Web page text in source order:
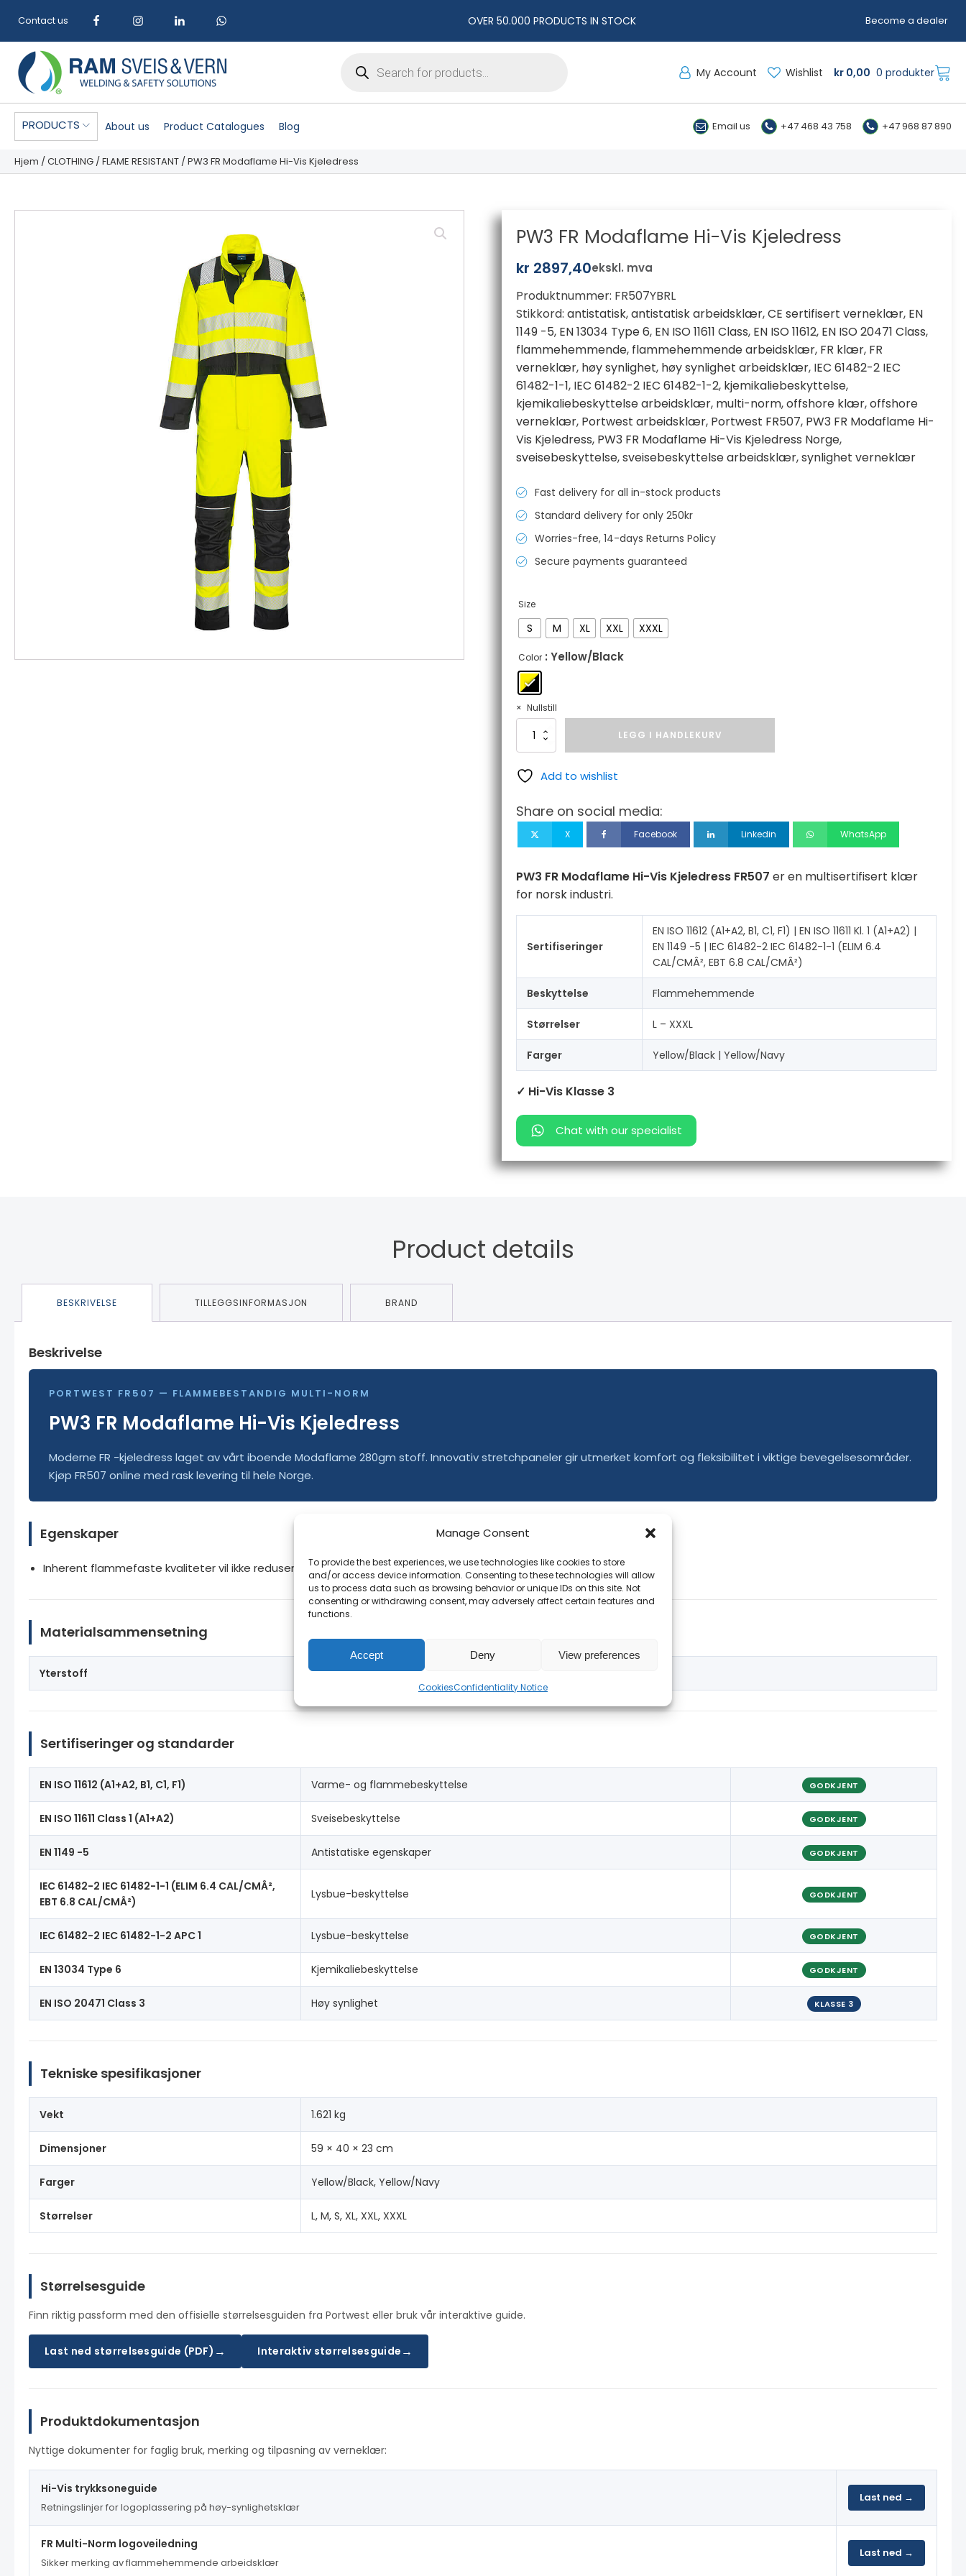
Manage Consent
To provide the best experiences, we use technologies like cookies to store
and/or access device information. Consenting to these technologies will allow
us to process data such as browsing behavior or unique IDs on this site. Not
consenting or withdrawing consent, may adversely affect certain features and
functions.
Accept Deny View preferences
CookiesConfidentiality Notice
Contact us OVER 50.000 PRODUCTS IN STOCK Become a dealer
Products
search
My Account Wishlist kr 0,00 0 produkter
PRODUCTS About us Product Catalogues Blog Email us +47 468 43 758 +47 968 87 890
Hjem /CLOTHING /FLAME RESISTANT / PW3 FR Modaflame Hi-Vis Kjeledress
PW3 FR Modaflame Hi-Vis Kjeledress
kr 2897,40ekskl. mva
Produktnummer: FR507YBRL
Stikkord:antistatisk,antistatisk arbeidsklær,CE sertifisert verneklær, EN
1149 -5, EN 13034 Type 6, EN ISO 11611 Class, EN ISO 11612, EN ISO 20471 Class,
flammehemmende, flammehemmende arbeidsklær, FR klær, FR
verneklær, høy synlighet, høy synlighet arbeidsklær, IEC 61482-2 IEC
61482-1-1, IEC 61482-2 IEC 61482-1-2, kjemikaliebeskyttelse,
kjemikaliebeskyttelse arbeidsklær, multi-norm,offshore klær,offshore
verneklær, Portwest arbeidsklær, Portwest FR507, PW3 FR Modaflame Hi-
Vis Kjeledress, PW3 FR Modaflame Hi-Vis Kjeledress Norge,
sveisebeskyttelse,sveisebeskyttelse arbeidsklær,synlighet verneklær
Fast delivery for all in-stock products
Standard delivery for only 250kr
Worries-free, 14-days Returns Policy
Secure payments guaranteed
Size
S M XL XXL XXXL
Color : Yellow/Black
Nullstill
PW3
Hi-
Vis
antall
LEGG I HANDLEKURV
Add to wishlist
Share on social media:
X Facebook Linkedin WhatsApp
PW3 FR Modaflame Hi-Vis Kjeledress FR507 er en multisertifisert klær
for norsk industri.
Sertifiseringer
EN ISO 11612 (A1+A2, B1, C1, F1) | EN ISO 11611 Kl. 1 (A1+A2) |
EN 1149 -5 | IEC 61482-2 IEC 61482-1-1 (ELIM 6.4
CAL/CMÂ², EBT 6.8 CAL/CMÂ²)
Beskyttelse Flammehemmende
Størrelser L – XXXL
Farger Yellow/Black | Yellow/Navy
✓ Hi-Vis Klasse 3
Chat with our specialist
Product details
BESKRIVELSE TILLEGGSINFORMASJON BRAND
Beskrivelse
PORTWEST FR507 — FLAMMEBESTANDIG MULTI-NORM
PW3 FR Modaflame Hi-Vis Kjeledress
Moderne FR -kjeledress laget av vårt iboende Modaflame 280gm stoff. Innovativ stretchpaneler gir utmerket komfort og fleksibilitet i viktige bevegelsesområder.
Kjøp FR507 online med rask levering til hele Norge.
Egenskaper
Inherent flammefaste kvaliteter vil ikke redusere med vasking
Materialsammensetning
Yterstoff Modaflame Work HVO: 60% modakryl, 39% bomull, 1% karbonfiber
Sertifiseringer og standarder
EN ISO 11612 (A1+A2, B1, C1, F1) Varme- og flammebeskyttelse GODKJENT
EN ISO 11611 Class 1 (A1+A2) Sveisebeskyttelse GODKJENT
EN 1149 -5 Antistatiske egenskaper GODKJENT
IEC 61482-2 IEC 61482-1-1 (ELIM 6.4 CAL/CMÂ²,
EBT 6.8 CAL/CMÂ²)
Lysbue-beskyttelse GODKJENT
IEC 61482-2 IEC 61482-1-2 APC 1 Lysbue-beskyttelse GODKJENT
EN 13034 Type 6 Kjemikaliebeskyttelse GODKJENT
EN ISO 20471 Class 3 Høy synlighet KLASSE 3
Tekniske spesifikasjoner
Vekt 1.621 kg
Dimensjoner 59 × 40 × 23 cm
Farger Yellow/Black, Yellow/Navy
Størrelser L, M, S, XL, XXL, XXXL
Størrelsesguide
Finn riktig passform med den offisielle størrelsesguiden fra Portwest eller bruk vår interaktive guide.
Last ned størrelsesguide (PDF) → Interaktiv størrelsesguide →
Produktdokumentasjon
Nyttige dokumenter for faglig bruk, merking og tilpasning av verneklær:
Hi-Vis trykksoneguide
Retningslinjer for logoplassering på høy-synlighetsklær
Last ned →
FR Multi-Norm logoveiledning
Sikker merking av flammehemmende arbeidsklær
Last ned →